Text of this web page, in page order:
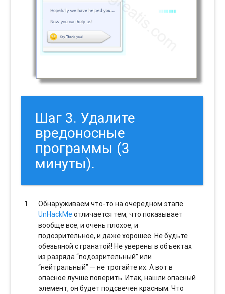
Шаг 3. Удалите
вредоносные
программы (3
минуты).
Обнаруживаем что-то на очередном этапе.
UnHackMeотличается тем, что показывает
вообще все, и очень плохое, и
подозрительное, и даже хорошее. Не будьте
обезьяной с гранатой! Не уверены в объектах
из разряда “подозрительный” или
“нейтральный” — не трогайте их. А вот в
опасное лучше поверить. Итак, нашли опасный
элемент, он будет подсвечен красным. Что